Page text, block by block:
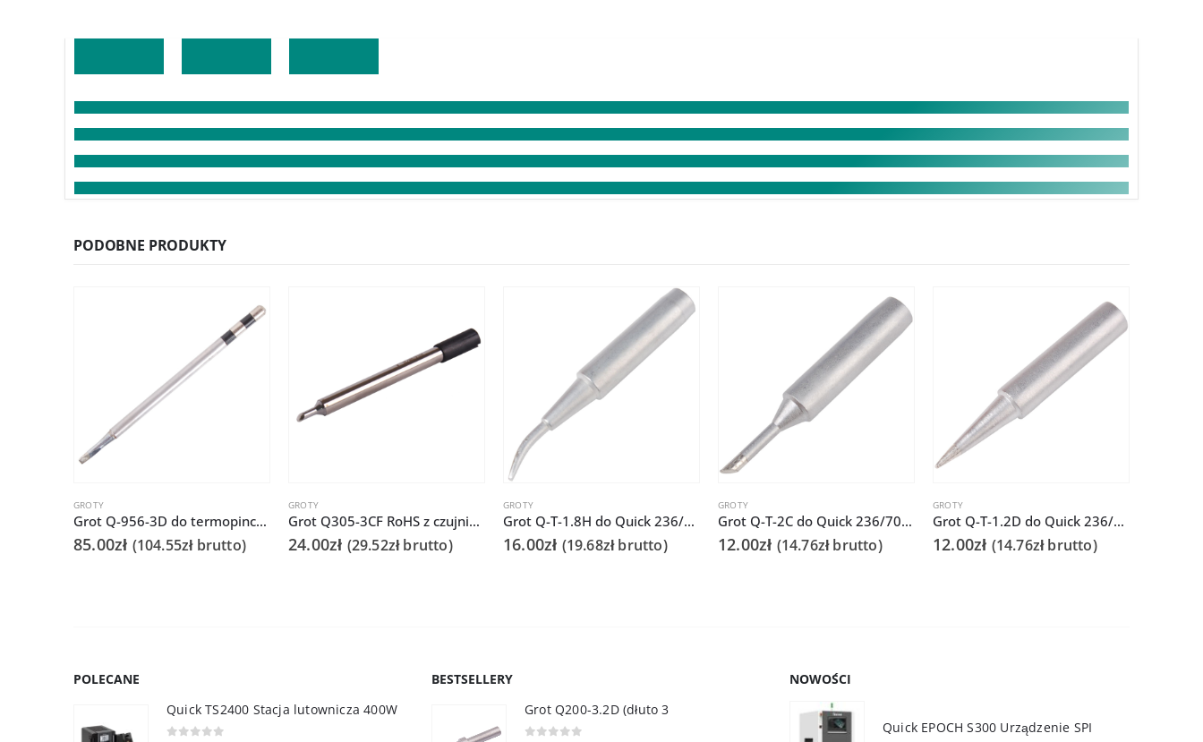
PODOBNE PRODUKTY
GROTY
Grot Q-956-3D do termopincety Quick 986 do tweezera / TWZ120
85.00zł (104.55złbrutto)
GROTY
Grot Q305-3CF RoHS z czujnikiem do Quick 303D
24.00zł (29.52złbrutto)
GROTY
Grot Q-T-1.8H do Quick 236/706/936A/3104/3102/TS1100
16.00zł (19.68złbrutto)
GROTY
Grot Q-T-2C do Quick 236/706/936A/3104/3102/TS1100
12.00zł (14.76złbrutto)
GROTY
Grot Q-T-1.2D do Quick 236/706/936A/3104/3102/TS1100
12.00zł (14.76złbrutto)
POLECANE
Quick TS2400 Stacja lutownicza 400W
BESTSELLERY
Grot Q200-3.2D (dłuto 3
NOWOŚCI
Quick EPOCH S300 Urządzenie SPI